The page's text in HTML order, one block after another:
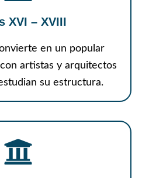
XVI – XVIII
en un popular
artistas y arquitectos
su estructura.